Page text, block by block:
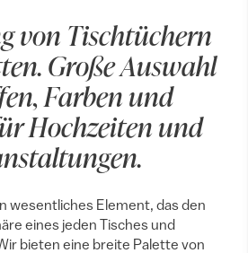
von Tischtüchern
Große Auswahl
Farben und
Hochzeiten und
wesentliches Element, das den
eines jeden Tisches und
bieten eine breite Palette von